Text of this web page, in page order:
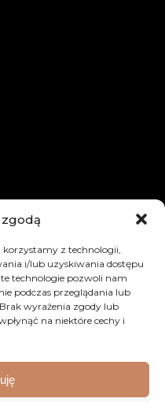
korzystamy z technologii,
i/lub uzyskiwania dostępu
technologie pozwoli nam
podczas przeglądania lub
wyrażenia zgody lub
na niektóre cechy i